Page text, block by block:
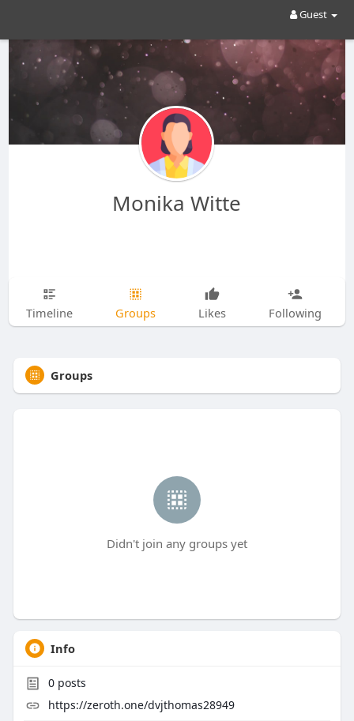
Guest
Monika Witte
Timeline Groups Likes Following
Groups
Didn't join any groups yet
Info
0posts
https://zeroth.one/dvjthomas28949